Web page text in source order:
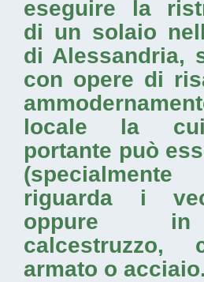
eseguire la
di un solaio
di Alessandria,
con opere di
locale la
portante può
riguarda i
oppure
calcestruzzo,
armato o acciaio.